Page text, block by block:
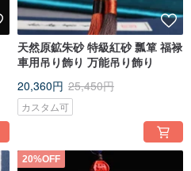
天然原鉱朱砂 特級紅砂 瓢箪 福禄
車用吊り飾り 万能吊り飾り
20,360円 25,450円
カスタム可
20%OFF